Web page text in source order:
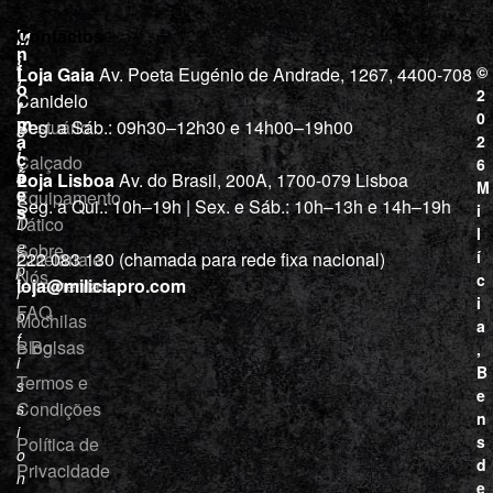
M
i
l
í
c
i
a
“
D
e
p
r
o
f
i
s
s
i
o
n
L
o
j
a
Vestuário
Calçado
Equipamento
Tático
Cutelaria e
ferramentas
Mochilas
e Bolsas
I
n
f
o
r
m
a
ç
õ
e
s
Sobre
Nós
FAQ
Blog
Termos e
Condições
Política de
Privacidade
Contactos
Loja GaiaAv. Poeta Eugénio de Andrade, 1267, 4400-708
Canidelo
Seg. a Sáb.: 09h30–12h30 e 14h00–19h00
Loja LisboaAv. do Brasil, 200A, 1700-079 Lisboa
Seg. a Qui.: 10h–19h | Sex. e Sáb.: 10h–13h e 14h–19h
222 083 130 (chamada para rede fixa nacional)
loja@miliciapro.com
©
2
0
2
6
M
i
l
í
c
i
a
,
B
e
n
s
d
e